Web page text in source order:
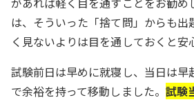
は、そういった「捨て問」からも出
く見ないよりは目を通しておくと安
試験前日は早めに就寝し、当日は早
で余裕を持って移動しました。 試験